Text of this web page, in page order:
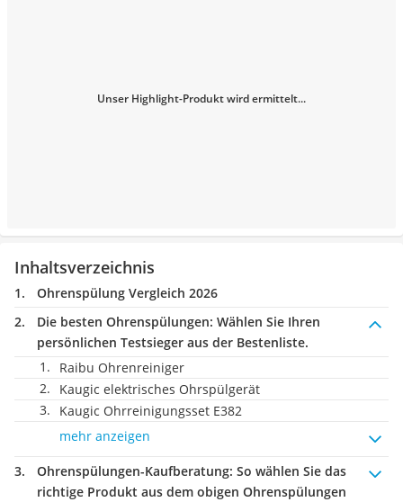
Unser Highlight-Produkt wird ermittelt...
Inhaltsverzeichnis
Ohrenspülung Vergleich 2026
Die besten Ohrenspülungen: Wählen Sie Ihren
persönlichen Testsieger aus der Bestenliste.
Raibu Ohrenreiniger
Kaugic elektrisches Ohrspülgerät
Kaugic Ohrreinigungsset ‎E382
mehr anzeigen
Ohrenspülungen-Kaufberatung: So wählen Sie das
richtige Produkt aus dem obigen Ohrenspülungen